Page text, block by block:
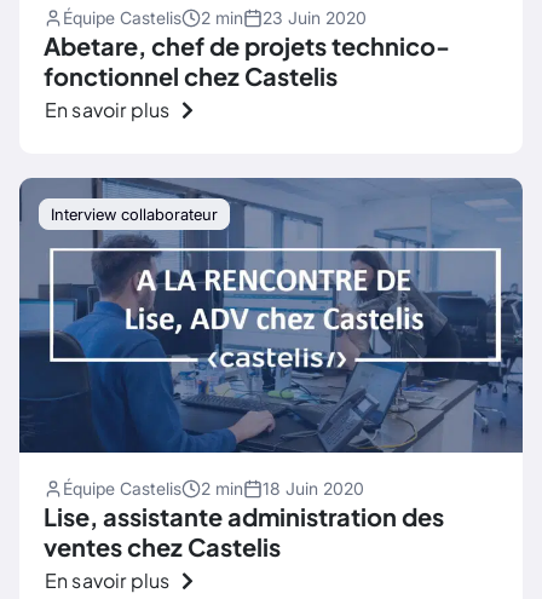
Équipe Castelis 2 min 23 Juin 2020
Abetare, chef de projets technico-
fonctionnel chez Castelis
En savoir plus
Interview collaborateur
Équipe Castelis 2 min 18 Juin 2020
Lise, assistante administration des
ventes chez Castelis
En savoir plus